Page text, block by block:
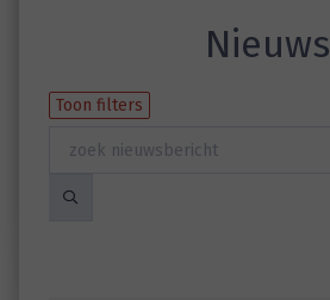
Nieuws
Toon filters